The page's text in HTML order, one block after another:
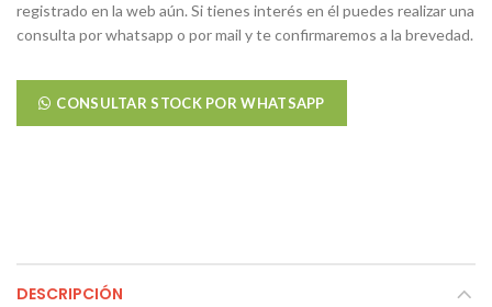
registrado en la web aún. Si tienes interés en él puedes realizar una
consulta por whatsapp o por mail y te confirmaremos a la brevedad.
CONSULTAR STOCK POR WHATSAPP
DESCRIPCIÓN